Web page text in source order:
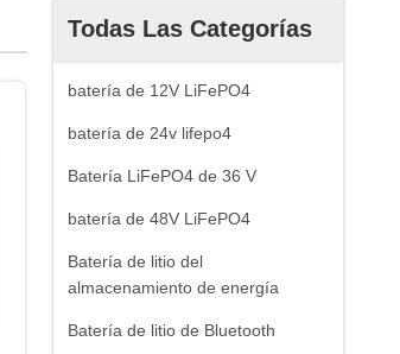
Todas Las Categorías
batería de 12V LiFePO4
batería de 24v lifepo4
Batería LiFePO4 de 36 V
batería de 48V LiFePO4
Batería de litio del
almacenamiento de energía
Batería de litio de Bluetooth